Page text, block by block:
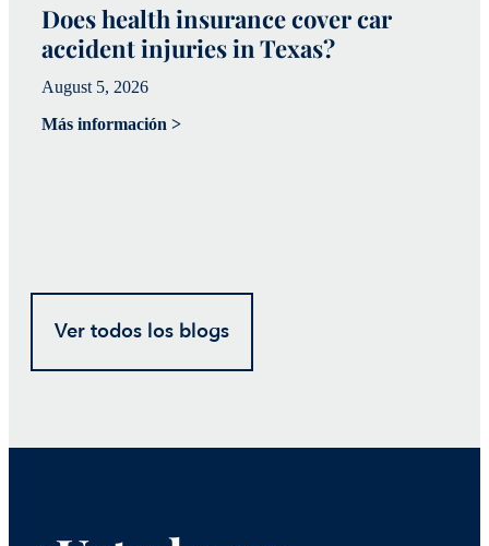
Does health insurance cover car
accident injuries in Texas?
August 5, 2026
Más información >
Ver todos los blogs